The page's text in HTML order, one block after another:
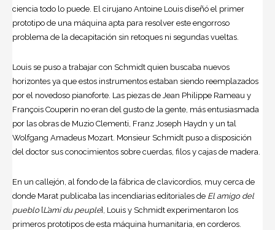
ciencia todo lo puede. El cirujano Antoine Louis diseñó el primer
prototipo de una máquina apta para resolver este engorroso
problema de la decapitación sin retoques ni segundas vueltas.
Louis se puso a trabajar con Schmidt quien buscaba nuevos
horizontes ya que estos instrumentos estaban siendo reemplazados
por el novedoso pianoforte. Las piezas de Jean Philippe Rameau y
François Couperin no eran del gusto de la gente, más entusiasmada
por las obras de Muzio Clementi, Franz Joseph Haydn y un tal
Wolfgang Amadeus Mozart. Monsieur Schmidt puso a disposición
del doctor sus conocimientos sobre cuerdas, filos y cajas de madera.
En un callejón, al fondo de la fábrica de clavicordios, muy cerca de
donde Marat publicaba las incendiarias editoriales de El amigo del
pueblo [L’ami du peuple], Louis y Schmidt experimentaron los
primeros prototipos de esta máquina humanitaria, en corderos.